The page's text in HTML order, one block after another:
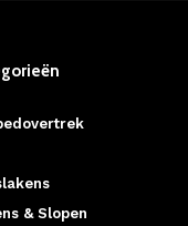
& Slopen